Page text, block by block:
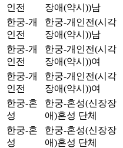
인전
장애(약시))남
한궁-개
인전
한궁-개인전(시각
장애(약시))남
한궁-개
인전
한궁-개인전(시각
장애(약시))여
한궁-개
인전
한궁-개인전(시각
장애(약시))여
한궁-혼
성
한궁-혼성(신장장
애)혼성 단체
한궁-혼
성
한궁-혼성(신장장
애)혼성 단체